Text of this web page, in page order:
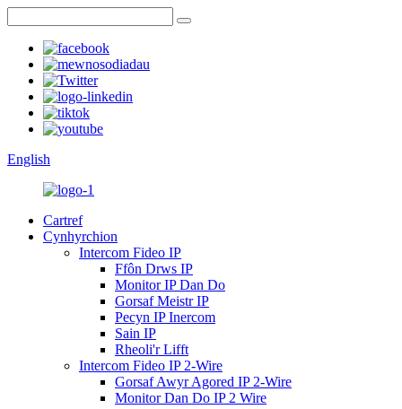
English
Cartref
Cynhyrchion
Intercom Fideo IP
Ffôn Drws IP
Monitor IP Dan Do
Gorsaf Meistr IP
Pecyn IP Inercom
Sain IP
Rheoli'r Lifft
Intercom Fideo IP 2-Wire
Gorsaf Awyr Agored IP 2-Wire
Monitor Dan Do IP 2 Wire